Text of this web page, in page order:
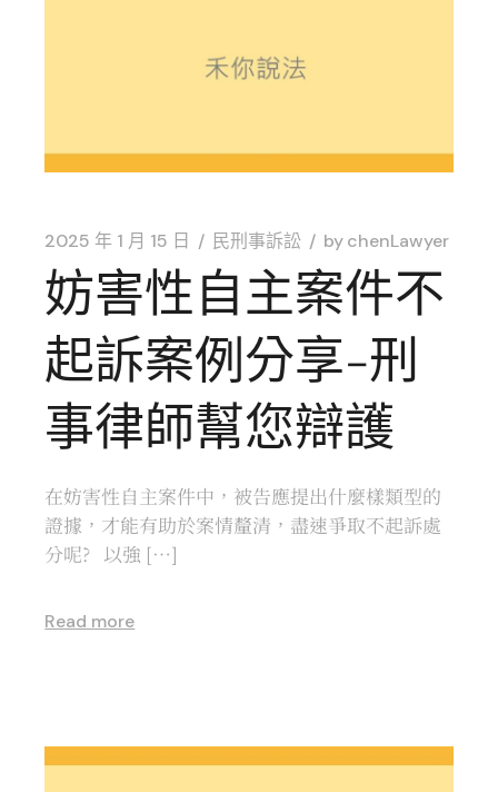
2025 年 1 月 15 日 民刑事訴訟 bychenLawyer
妨害性自主案件不
起訴案例分享-刑
事律師幫您辯護
在妨害性自主案件中，被告應提出什麼樣類型的
證據，才能有助於案情釐清，盡速爭取不起訴處
分呢? 以強 […]
Read more